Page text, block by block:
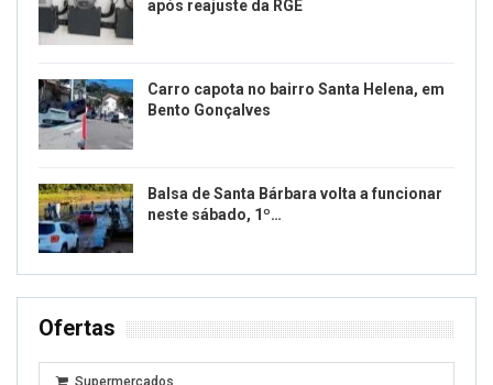
após reajuste da RGE
Carro capota no bairro Santa Helena, em
Bento Gonçalves
Balsa de Santa Bárbara volta a funcionar
neste sábado, 1º…
Ofertas
Supermercados